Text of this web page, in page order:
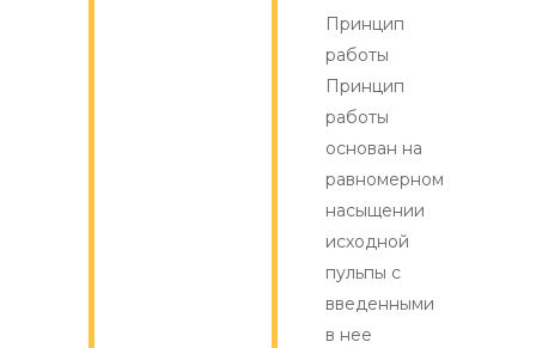
Принцип
работы
Принцип
работы
основан на
равномерном
насыщении
исходной
пульпы с
введенными
в нее